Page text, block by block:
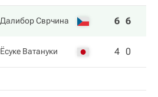
Далибор Сврчина 6 6
Ёсуке Ватануки 4 0